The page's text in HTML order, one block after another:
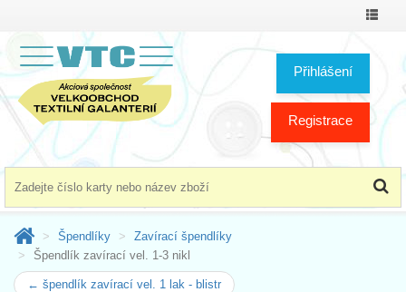
Přihlášení
Registrace
Špendlíky
Zavírací špendlíky
Špendlík zavírací vel. 1-3 nikl
← špendlík zavírací vel. 1 lak - blistr